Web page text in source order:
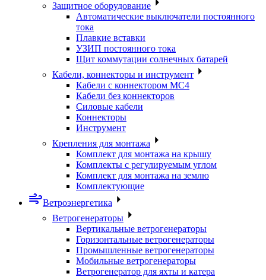
Защитное оборудование
Автоматические выключатели постоянного
тока
Плавкие вставки
УЗИП постоянного тока
Щит коммутации солнечных батарей
Кабели, коннекторы и инструмент
Кабели с коннектором МС4
Кабели без коннекторов
Силовые кабели
Коннекторы
Инструмент
Крепления для монтажа
Комплект для монтажа на крышу
Комплекты с регулируемым углом
Комплект для монтажа на землю
Комплектующие
Ветроэнергетика
Ветрогенераторы
Вертикальные ветрогенераторы
Горизонтальные ветрогенераторы
Промышленные ветрогенераторы
Мобильные ветрогенераторы
Ветрогенератор для яхты и катера